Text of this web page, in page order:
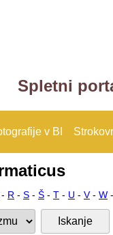
Spletni
v BI
- R - S - Š - T - U - V- W -